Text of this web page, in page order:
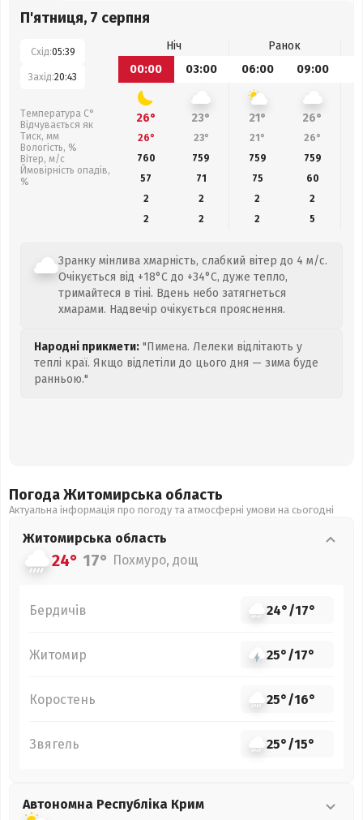
П'ятниця, 7 серпня
Схід:05:39
Захід:20:43
Температура С°
Відчувається як
Тиск, мм
Вологість, %
Вітер, м/с
Ймовірність опадів,
%
Ніч
Ранок
00:00
03:00 06:00 09:00
26° 23° 21° 26°
26° 23° 21° 26°
760
759 759 759
57
71 75 60
2
2 2
2
2
2 2 5
Зранку мінлива хмарність, слабкий вітер до 4 м/с.
Очікується від +18°C до +34°C, дуже тепло,
тримайтеся в тіні. Вдень небо затягнеться
хмарами. Надвечір очікується прояснення.
Народні прикмети: "Пимена. Лелеки відлітають у
теплі краї. Якщо відлетіли до цього дня — зима буде
ранньою."
Погода Житомирська область
Актуальна інформація про погоду та атмосферні умови на сьогодні
Житомирська область
24° 17° Похмуро, дощ
Бердичів 24°/17°
Житомир 25°/17°
Коростень 25°/16°
Звягель 25°/15°
Автономна Республіка Крим